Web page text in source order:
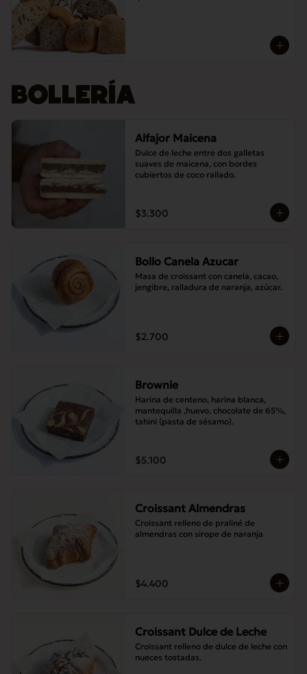
BOLLERÍA
Alfajor Maicena
Dulce de leche entre dos galletas
suaves de maicena, con bordes
cubiertos de coco rallado.
$3.300
Bollo Canela Azucar
Masa de croissant con canela, cacao,
jengibre, ralladura de naranja, azúcar.
$2.700
Brownie
Harina de centeno, harina blanca,
mantequilla ,huevo, chocolate de 65%,
tahini (pasta de sésamo).
$5.100
Croissant Almendras
Croissant relleno de praliné de
almendras con sirope de naranja
$4.400
Croissant Dulce de Leche
Croissant relleno de dulce de leche con
nueces tostadas.